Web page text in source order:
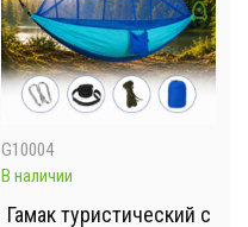
G10004
В наличии
Гамак туристический с